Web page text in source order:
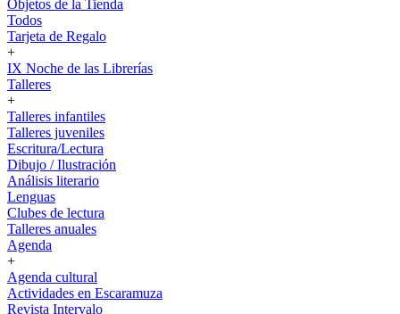
Objetos de la Tienda
Todos
Tarjeta de Regalo
+
IX Noche de las Librerías
Talleres
+
Talleres infantiles
Talleres juveniles
Escritura/Lectura
Dibujo / Ilustración
Análisis literario
Lenguas
Clubes de lectura
Talleres anuales
Agenda
+
Agenda cultural
Actividades en Escaramuza
Revista Intervalo